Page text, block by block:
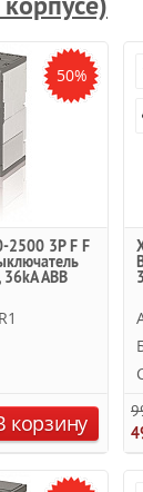
50%
2500 3P F F
ABB
корзину